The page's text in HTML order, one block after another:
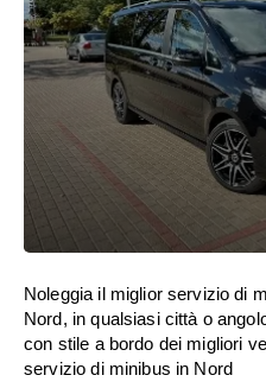
Noleggia il miglior servizio di
Nord, in qualsiasi città o
con stile a bordo dei migliori
servizio di minibus in Nord